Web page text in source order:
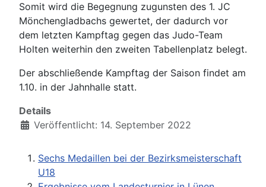
Somit wird die Begegnung zugunsten des 1. JC
Mönchengladbachs gewertet, der dadurch vor
dem letzten Kampftag gegen das Judo-Team
Holten weiterhin den zweiten Tabellenplatz belegt.
Der abschließende Kampftag der Saison findet am
1.10. in der Jahnhalle statt.
Details
Veröffentlicht: 14. September 2022
Sechs Medaillen bei der Bezirksmeisterschaft
U18